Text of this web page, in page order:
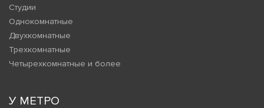
Студии
Однокомнатные
Двухкомнатные
Трехкомнатные
Четырехкомнатные и более
У МЕТРО